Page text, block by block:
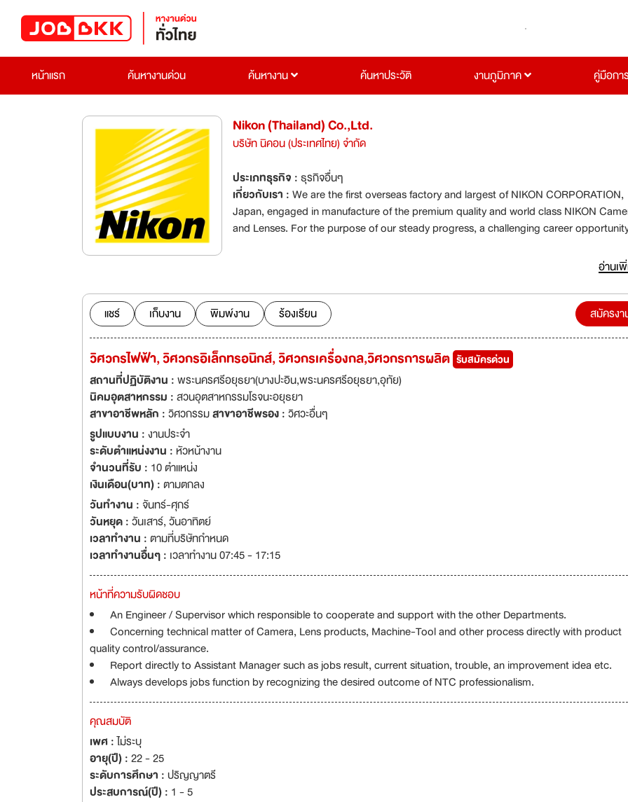
หน้าแรก
ค้นหางานด่วน ค้นหางาน ค้นหาประวัติ งานภูมิภาค คู่มือกา
Nikon (Thailand) Co.,Ltd.
บริษัท นิคอน (ประเทศไทย) จำกัด
ประเภทธุรกิจ : ธุรกิจอื่นๆ
เกี่ยวกับเรา :We are the first overseas factory and largest of NIKON CORPORATION,
Japan, engaged in manufacture of the premium quality and world class NIKON
and Lenses. For the purpose of our steady progress, a challenging career
อ่านเ
แชร์ เก็บงาน พิมพ์งาน ร้องเรียน สมัครง
วิศวกรไฟฟ้า, วิศวกรอิเล็กทรอนิกส์, วิศวกรเครื่องกล,วิศวกรการผลิต รับสมัครด่วน
สถานที่ปฏิบัติงาน :พระนครศรีอยุธยา(บางปะอิน,พระนครศรีอยุธยา,อุทัย)
นิคมอุตสาหกรรม :สวนอุตสาหกรรมโรจนะอยุธยา
สาขาอาชีพหลัก :วิศวกรรมสาขาอาชีพรอง :วิศวะอื่นๆ
รูปแบบงาน :งานประจำ
ระดับตำแหน่งงาน :หัวหน้างาน
จำนวนที่รับ : 10 ตำแหน่ง
เงินเดือน(บาท) :ตามตกลง
วันทำงาน : จันทร์-ศุกร์
วันหยุด :วันเสาร์,วันอาทิตย์
เวลาทำงาน :ตามที่บริษัทกำหนด
เวลาทำงานอื่นๆ : เวลาทำงาน 07:45 - 17:15
หน้าที่ความรับผิดชอบ
An Engineer / Supervisor which responsible to cooperate and support with the other Departments.
Concerning technical matter of Camera, Lens products, Machine-Tool and other process directly with product
quality control/assurance.
Report directly to Assistant Manager such as jobs result, current situation, trouble, an improvement idea etc.
Always develops jobs function by recognizing the desired outcome of NTC professionalism.
คุณสมบัติ
เพศ :ไม่ระบุ
อายุ(ปี) :22 - 25
ระดับการศึกษา :ปริญญาตรี
ประสบการณ์(ปี) : 1 - 5